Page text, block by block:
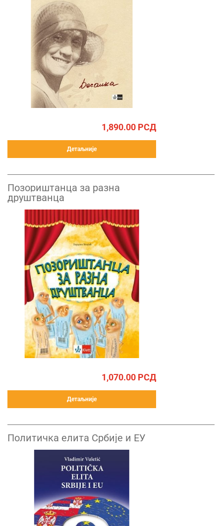
1,890.00 РСД
Детаљније
Позориштанца за разна
друштванца
1,070.00 РСД
Детаљније
Политичка елита Србије и ЕУ